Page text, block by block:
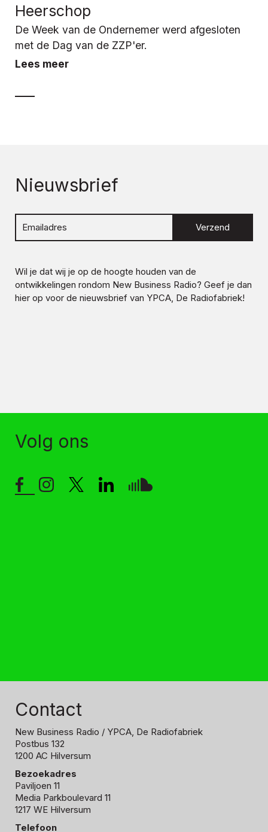
Heerschop
De Week van de Ondernemer werd afgesloten
met de Dag van de ZZP'er.
Lees meer
Nieuwsbrief
Verzend
Wil je dat wij je op de hoogte houden van de
ontwikkelingen rondom New Business Radio? Geef je dan
hier op voor de nieuwsbrief van YPCA, De Radiofabriek!
Volg ons
Contact
New Business Radio / YPCA, De Radiofabriek
Postbus 132
1200 AC Hilversum
Bezoekadres
Paviljoen 11
Media Parkboulevard 11
1217 WE Hilversum
Telefoon